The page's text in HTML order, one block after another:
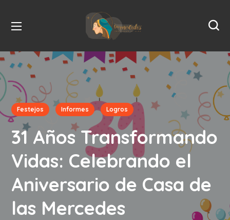
Festejos Informes Logros
31 Años Transformando
Vidas: Celebrando el
Aniversario de Casa de
las Mercedes